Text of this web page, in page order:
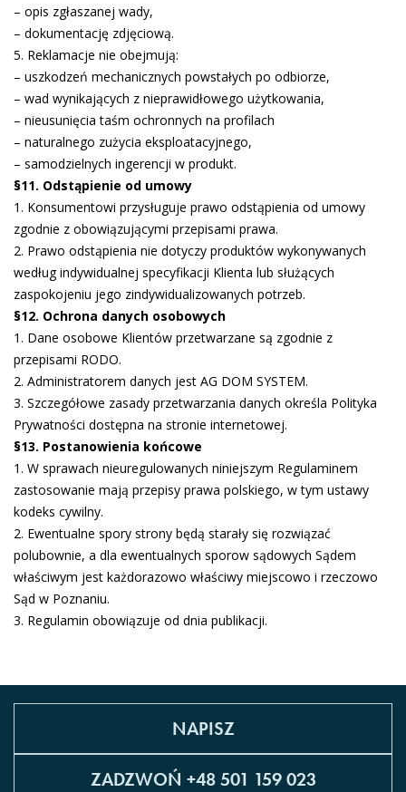
– opis zgłaszanej wady,
– dokumentację zdjęciową.
5. Reklamacje nie obejmują:
– uszkodzeń mechanicznych powstałych po odbiorze,
– wad wynikających z nieprawidłowego użytkowania,
– nieusunięcia taśm ochronnych na profilach
– naturalnego zużycia eksploatacyjnego,
– samodzielnych ingerencji w produkt.
§11. Odstąpienie od umowy
1. Konsumentowi przysługuje prawo odstąpienia od umowy
zgodnie z obowiązującymi przepisami prawa.
2. Prawo odstąpienia nie dotyczy produktów wykonywanych
według indywidualnej specyfikacji Klienta lub służących
zaspokojeniu jego zindywidualizowanych potrzeb.
§12. Ochrona danych osobowych
1. Dane osobowe Klientów przetwarzane są zgodnie z
przepisami RODO.
2. Administratorem danych jest AG DOM SYSTEM.
3. Szczegółowe zasady przetwarzania danych określa Polityka
Prywatności dostępna na stronie internetowej.
§13. Postanowienia końcowe
1. W sprawach nieuregulowanych niniejszym Regulaminem
zastosowanie mają przepisy prawa polskiego, w tym ustawy
kodeks cywilny.
2. Ewentualne spory strony będą starały się rozwiązać
polubownie, a dla ewentualnych sporow sądowych Sądem
właściwym jest każdorazowo właściwy miejscowo i rzeczowo
Sąd w Poznaniu.
3. Regulamin obowiązuje od dnia publikacji.
NAPISZ
ZADZWOŃ +48 501 159 023